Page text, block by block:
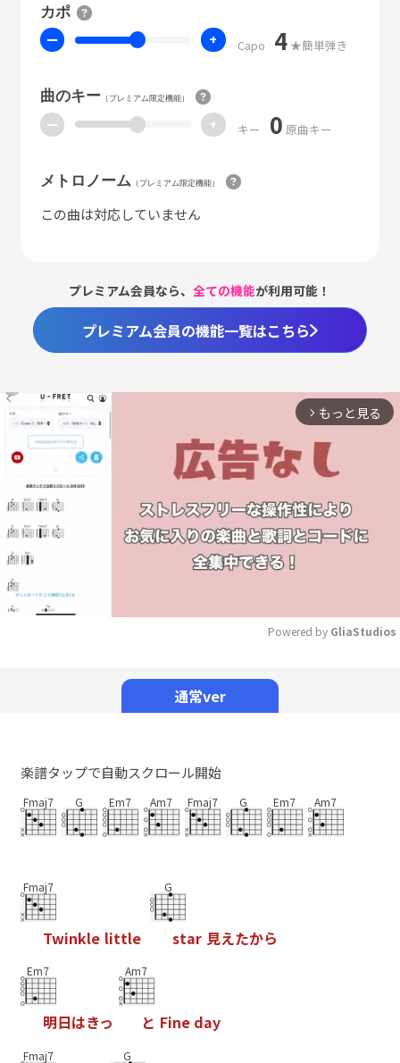
カポ
ー + Capo 4 ★簡単弾き
曲のキー（プレミアム限定機能）
ー + キー 0 原曲キー
メトロノーム （プレミアム限定機能）
この曲は対応していません
プレミアム会員なら、全ての機能が利用可能！
プレミアム会員の機能一覧はこちら
arrow_forward_ios もっと見る
Powered by GliaStudios
通常ver
楽譜タップで自動スクロール開始
Fmaj7 G Em7 Am7 Fmaj7 G Em7 Am7
Fmaj7
Twinkle little
G
star 見えたから
Em7
明日はきっ
Am7
と Fine day
Fmaj7 G